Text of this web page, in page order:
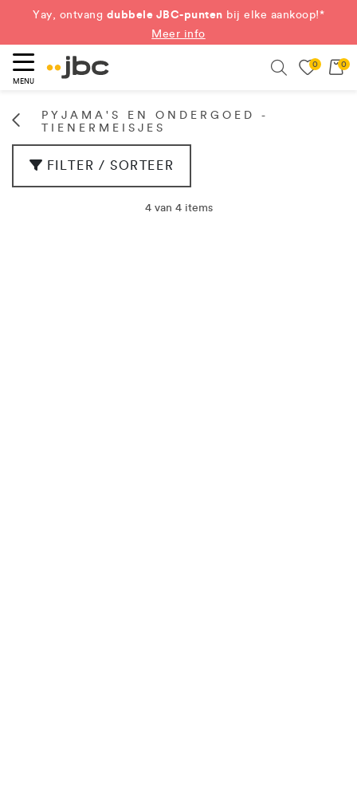
Yay, ontvang dubbele JBC-punten bij elke aankoop!*
Meer info
MENU
0 0
PYJAMA'S EN ONDERGOED -
TIENERMEISJES
FILTER / SORTEER
4 van 4 items